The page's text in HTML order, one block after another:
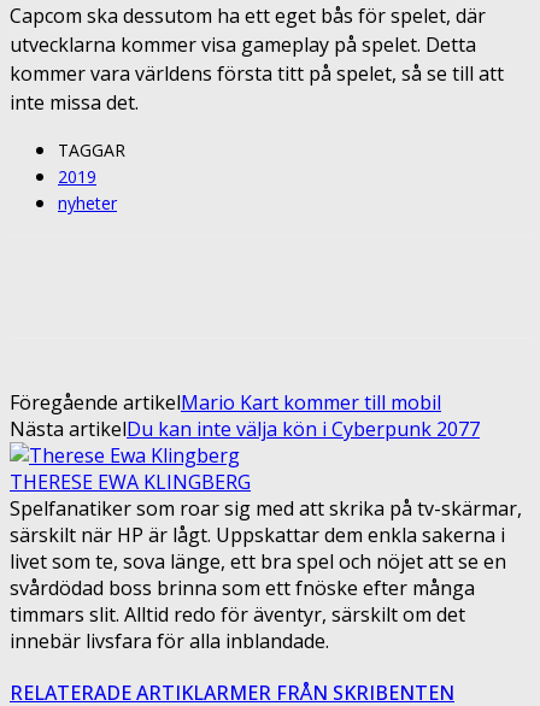
Capcom ska dessutom ha ett eget bås för spelet, där
utvecklarna kommer visa gameplay på spelet. Detta
kommer vara världens första titt på spelet, så se till att
inte missa det.
TAGGAR
2019
nyheter
Föregående artikelMario Kart kommer till mobil
Nästa artikelDu kan inte välja kön i Cyberpunk 2077
THERESE EWA KLINGBERG
Spelfanatiker som roar sig med att skrika på tv-skärmar,
särskilt när HP är lågt. Uppskattar dem enkla sakerna i
livet som te, sova länge, ett bra spel och nöjet att se en
svårdödad boss brinna som ett fnöske efter många
timmars slit. Alltid redo för äventyr, särskilt om det
innebär livsfara för alla inblandade.
RELATERADE ARTIKLARMER FRÅN SKRIBENTEN